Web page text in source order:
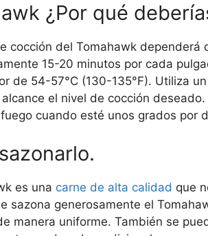
¿Por qué
cocción del Tomahawk
15-20 minutos por cada
de 54-57°C (130-135°F). Utiliza
el nivel de cocción
cuando esté unos grados por
es una carne de alta calidad que
sazona generosamente el
manera uniforme. También se